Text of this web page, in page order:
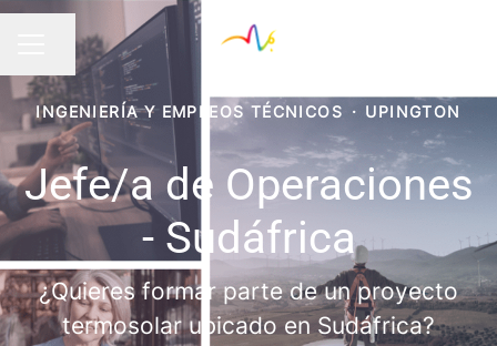
MENÚ DE EMPLEO
Compartir página
INGENIERÍA Y EMPLEOS TÉCNICOS · UPINGTON
Jefe/a de Operaciones
- Sudáfrica
¿Quieres formar parte de un proyecto
termosolar ubicado en Sudáfrica?